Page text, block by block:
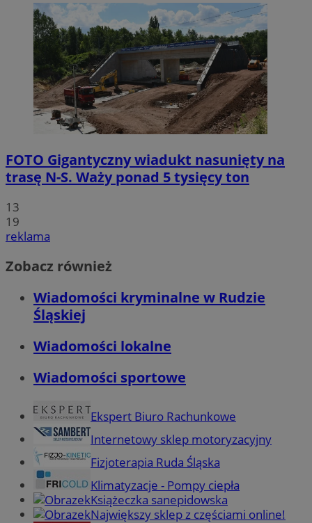
FOTO Gigantyczny wiadukt nasunięty na
trasę N-S. Waży ponad 5 tysięcy ton
13
19
reklama
Zobacz również
Wiadomości kryminalne w Rudzie
Śląskiej
Wiadomości lokalne
Wiadomości sportowe
Ekspert Biuro Rachunkowe
Internetowy sklep motoryzacyjny
Fizjoterapia Ruda Śląska
Klimatyzacje - Pompy ciepła
Książeczka sanepidowska
Największy sklep z częściami online!